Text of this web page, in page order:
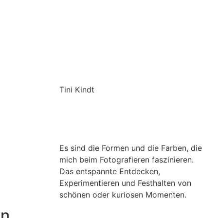
Tini Kindt
Es sind die Formen und die Farben, die
mich beim Fotografieren faszinieren.
Das entspannte Entdecken,
Experimentieren und Festhalten von
schönen oder kuriosen Momenten.